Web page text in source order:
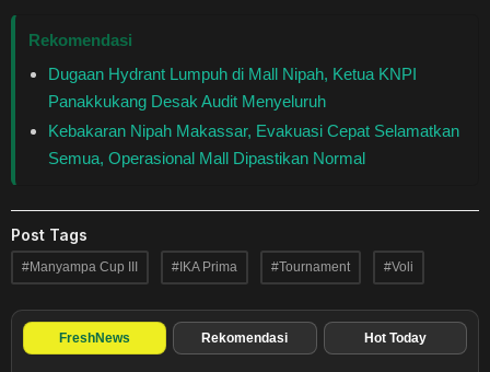
Rekomendasi
Dugaan Hydrant Lumpuh di Mall Nipah, Ketua KNPI
Panakkukang Desak Audit Menyeluruh
Kebakaran Nipah Makassar, Evakuasi Cepat Selamatkan
Semua, Operasional Mall Dipastikan Normal
Post Tags
#Manyampa Cup III #IKA Prima #Tournament #Voli
FreshNews Rekomendasi Hot Today